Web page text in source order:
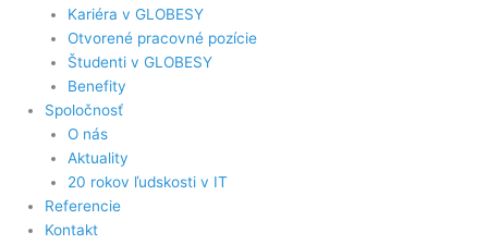
Kariéra v GLOBESY
Otvorené pracovné pozície
Študenti v GLOBESY
Benefity
Spoločnosť
O nás
Aktuality
20 rokov ľudskosti v IT
Referencie
Kontakt